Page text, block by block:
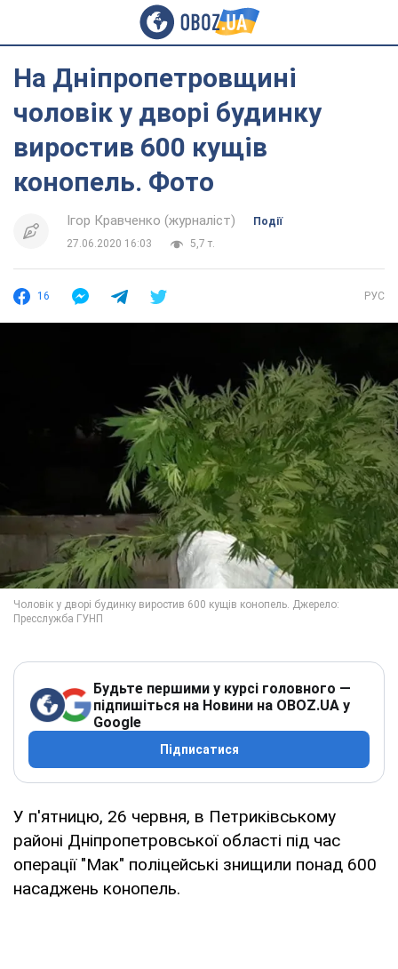
На Дніпропетровщині
чоловік у дворі будинку
виростив 600 кущів
конопель. Фото
Ігор Кравченко (журналіст)
Події
27.06.2020 16:03
5,7 т.
16 РУС
Будьте першими у курсі головного —
підпишіться на Новини на OBOZ.UA у
Google
Підписатися
У п'ятницю, 26 червня, в Петриківському
районі Дніпропетровської області під час
операції "Мак" поліцейські знищили понад 600
насаджень конопель.